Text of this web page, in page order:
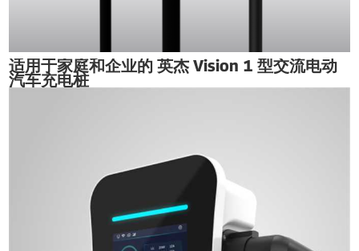
适用于家庭和企业的 英杰 Vision 1 型交流电动
汽车充电桩